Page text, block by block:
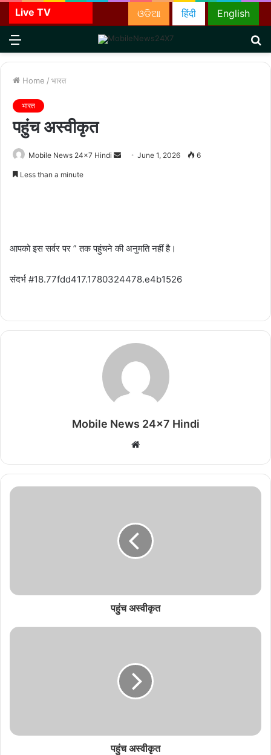
Live TV English
हिंदी
ଓଡିଆ
Menu
Home / भारत
भारत
पहुंच अस्वीकृत
Mobile News 24x7 Hindi
SendJune 1, 2026 6
Less than a minute
आपको इस सर्वर पर ” तक पहुंचने की अनुमति नहीं है।
संदर्भ #18.77fdd417.1780324478.e4b1526
Mobile News 24x7 Hindi
Website
पहुंच अस्वीकृत
पहुंच अस्वीकृत